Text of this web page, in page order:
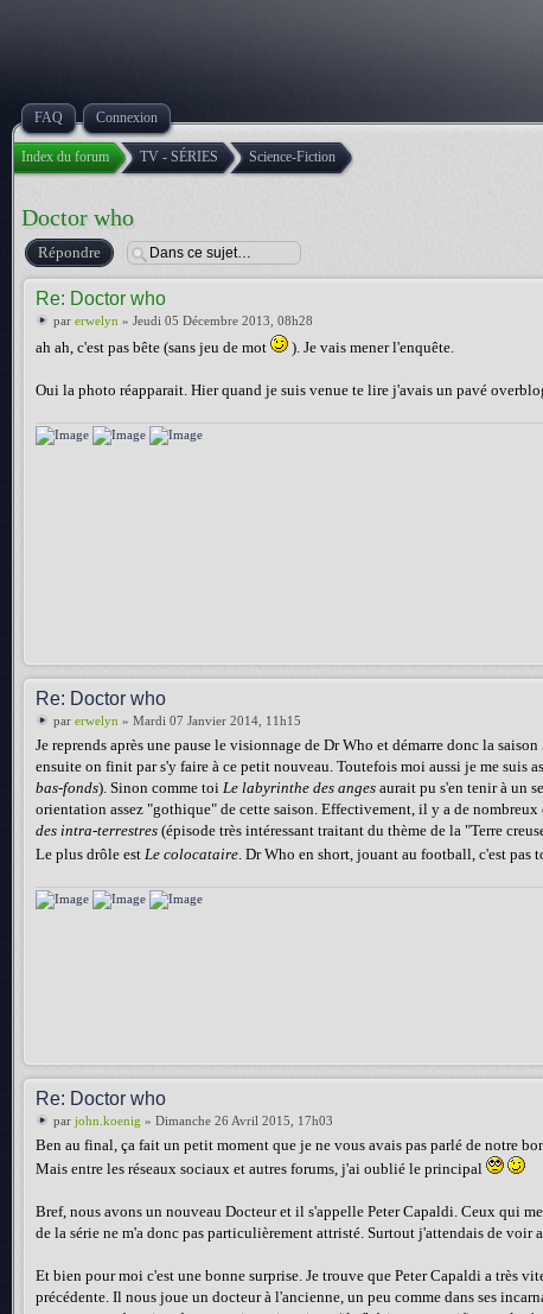
FAQ Connexion
Index du forum TV - SÉRIES Science-Fiction
Doctor who
Répondre
Re: Doctor who
par erwelyn » Jeudi 05 Décembre 2013, 08h28
ah ah, c'est pas bête (sans jeu de mot ). Je vais mener l'enquête.
Oui la photo réapparait. Hier quand je suis venue te lire j'avais un pavé
Re: Doctor who
par erwelyn » Mardi 07 Janvier 2014, 11h15
Je reprends après une pause le visionnage de Dr Who et démarre donc la
ensuite on finit par s'y faire à ce petit nouveau. Toutefois moi aussi je me suis
bas-fonds). Sinon comme toi Le labyrinthe des anges aurait pu s'en tenir à un
orientation assez "gothique" de cette saison. Effectivement, il y a de nombreux
des intra-terrestres (épisode très intéressant traitant du thème de la "Terre
Le plus drôle est Le colocataire. Dr Who en short, jouant au football, c'est pas
Re: Doctor who
par john.koenig » Dimanche 26 Avril 2015, 17h03
Ben au final, ça fait un petit moment que je ne vous avais pas parlé de notre
Mais entre les réseaux sociaux et autres forums, j'ai oublié le principal
Bref, nous avons un nouveau Docteur et il s'appelle Peter Capaldi. Ceux qui
de la série ne m'a donc pas particulièrement attristé. Surtout j'attendais de
Et bien pour moi c'est une bonne surprise. Je trouve que Peter Capaldi a très
précédente. Il nous joue un docteur à l'ancienne, un peu comme dans ses